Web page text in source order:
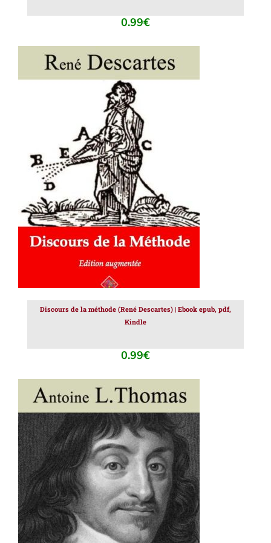
0.99€
AJOUTER AU PANIER /
Discours de la méthode (René Descartes) | Ebook epub, pdf,
Kindle
0.99€
AJOUTER AU PANIER / DÉTAILS